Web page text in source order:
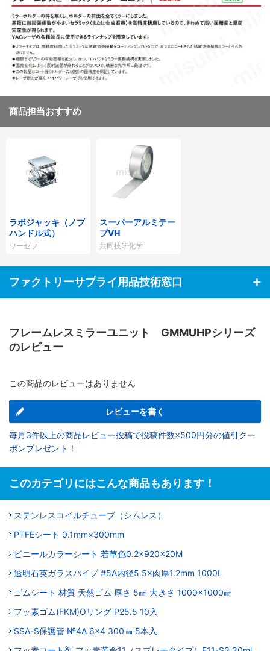
・※面精度保証データは製品には添付されません。
商品担当おすすめ
ラボジャッキ（ノブ
ハンドル式）
ワーゼフ
スーパーアルミテー
プVH
共同技研化学
ファクトリーサプライ用品技術窓口
フレームレスミラーユニット GMMUHPシリーズ
のレビュー
この商品のレビューはありません
レビューを書く
毎月3件以上の商品レビュー投稿で投稿件数×500円分の値引クー
ポンプレゼント！
このカテゴリにはこんな商品もあります！
ステンレスコイルチューブ（シムレス）
PTFEシート 0.1mm×300mm
ビニールカラーシート 若草色0.2×920×20M
透明石英ガラスパイプ #5A内径5.5×肉厚1.2mm 1000L
ゴムシート 材質 天然ゴム 厚さ 5㎜ 大きさ 1000×1000㎜
フッ素ゴム(FKM)Oリング P25.5 10入
SSA-S保護管 №4A 6×4 300㎜ 5本入